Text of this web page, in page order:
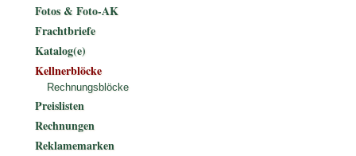
Fotos & Foto-AK
Frachtbriefe
Katalog(e)
Kellnerblöcke
Rechnungsblöcke
Preislisten
Rechnungen
Reklamemarken